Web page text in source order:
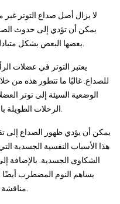
لا يزال أصل صداع التوتر غير
يمكن أن تؤدي إلى حدوث
يعتبر التوتر في عضلات
للصداع. غالبًا ما تتطور هذه من
الوضعية السيئة إلى توتر
يمكن أن يؤدي ظهور الصداع
هذا الأسباب النفسية الجسدية
الشكاوى الجسدية. بالإضافة
يساهم النوم المضطرب